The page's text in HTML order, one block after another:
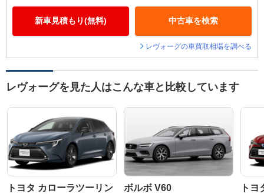
新車見積もり(無料) 中古車を検索
レヴォーグの車買取相場を調べる
レヴォーグを見た人はこんな車と比較しています
トヨタ カローラツーリン
ボルボ V60
ト